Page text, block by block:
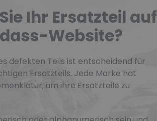
Ihr Ersatzteil auf
Website?
defekten Teils ist entscheidend für
Ersatzteils. Jede Marke hat
um ihre Ersatzteile zu